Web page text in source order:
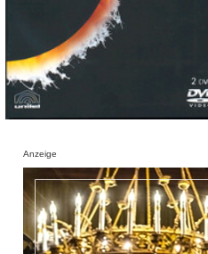
Anzeige